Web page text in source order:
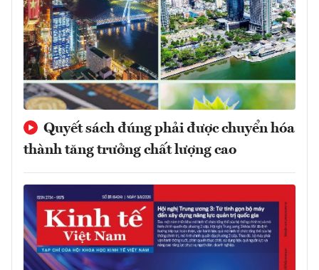
Quyết sách đúng phải được chuyển hóa
thành tăng trưởng chất lượng cao